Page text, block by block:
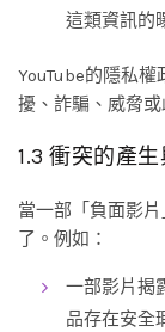
這類資訊的
YouTube的隱私
擾、詐騙、威脅或
1.3 衝突的產
當一部「負面影
了。例如：
一部影片揭
品存在安全